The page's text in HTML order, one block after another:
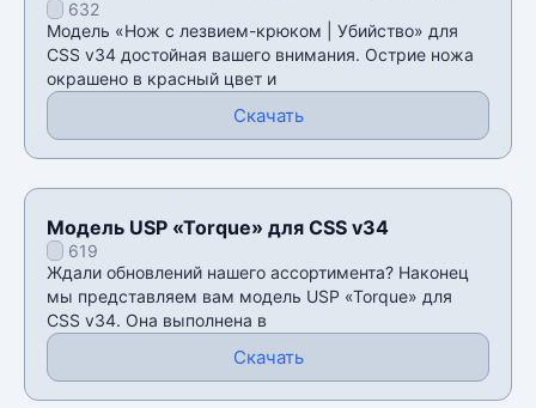
Убийство» для CSS v34
632
Модель «Нож с лезвием-крюком | Убийство» для
CSS v34 достойная вашего внимания. Острие ножа
окрашено в красный цвет и
Скачать
Модель USP «Torque» для CSS v34
619
Ждали обновлений нашего ассортимента? Наконец
мы представляем вам модель USP «Torque» для
CSS v34. Она выполнена в
Скачать